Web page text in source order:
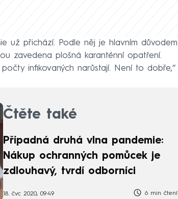
už přichází. Podle něj je hlavním důvodem
zavedena plošná karanténní opatření.
infikovaných narůstají. Není to dobře,“
Čtěte také
Případná druhá vlna pandemie:
Nákup ochranných pomůcek je
zdlouhavý, tvrdí odborníci
18. čvc 2020, 09:49 6 min čtení